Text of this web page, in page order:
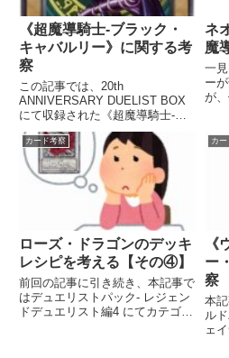
《超魔導騎士-ブラック・
キャバルリー》に関する考
察
この記事では、20th
ANNIVERSARY DUELIST BOX
にて収録された《超魔導騎士-ブ
ラック・キャバルリー》の効果と
運用方法について考察していきま
す。 最近【ブラック・マジシャ
ン】は新規をもらえる機会があっ
て良いですね。 《超...
ネ
魔
一
ー
が
を
め
い
楽
カード考察
ローズ・ドラゴンのデッキ
レシピを考える【その④】
前回の記事に引き続き、本記事で
はデュエリストパック- レジェン
ドデュエリスト編4 にてカテゴリ
カー
《
ー
察
本
ル
ェ